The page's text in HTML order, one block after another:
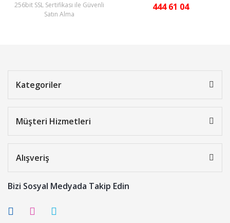
256bit SSL Sertifikası ile Güvenli
Satın Alma
444 61 04
Kategoriler
Müşteri Hizmetleri
Alışveriş
Bizi Sosyal Medyada Takip Edin